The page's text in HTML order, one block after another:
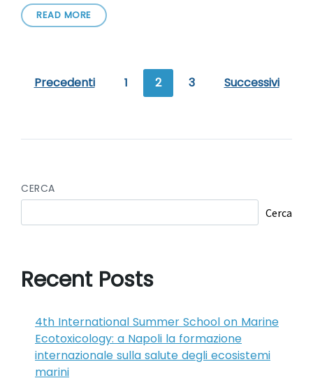
READ MORE
Precedenti 1 2 3 Successivi
CERCA
Cerca
Recent Posts
4th International Summer School on Marine
Ecotoxicology: a Napoli la formazione
internazionale sulla salute degli ecosistemi
marini